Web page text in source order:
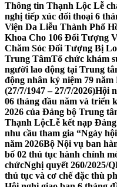
Thông tin Thạnh Lộc Lễ
nghị tiếp xúc đối thoại 6
Viện Da Liễu Thành Phố
Khoa Cho 106 Đối Tượng
Chăm Sóc Đối Tượng Bị
Trung TâmTổ chức khám
người lao động tại Trung
động nhân kỷ niệm 79
(27/7/1947 – 27/7/2026)Hội
06 tháng đầu năm và triển
2026 của Đảng bộ Trung
Thạnh LộcLễ kết nạp
nhu cầu tham gia “Ngày
năm 2026Bộ Nội vụ ban
bố 02 thủ tục hành chính
chứcNghị quyết 260/2025/
thủ tục và cơ chế đặc thù